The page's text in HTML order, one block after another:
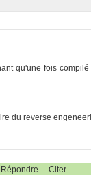
qu'une fois
du reverse
Répondre Citer